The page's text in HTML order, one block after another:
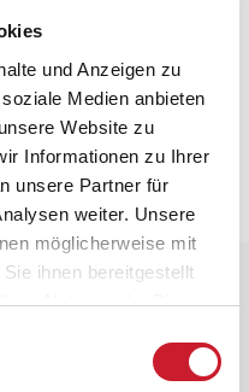
und Anzeigen zu
Medien anbieten
Website zu
Informationen zu Ihrer
unsere Partner für
weiter. Unsere
möglicherweise mit
ihnen bereitgestellt
Nutzung der Dienste
Spätsommer